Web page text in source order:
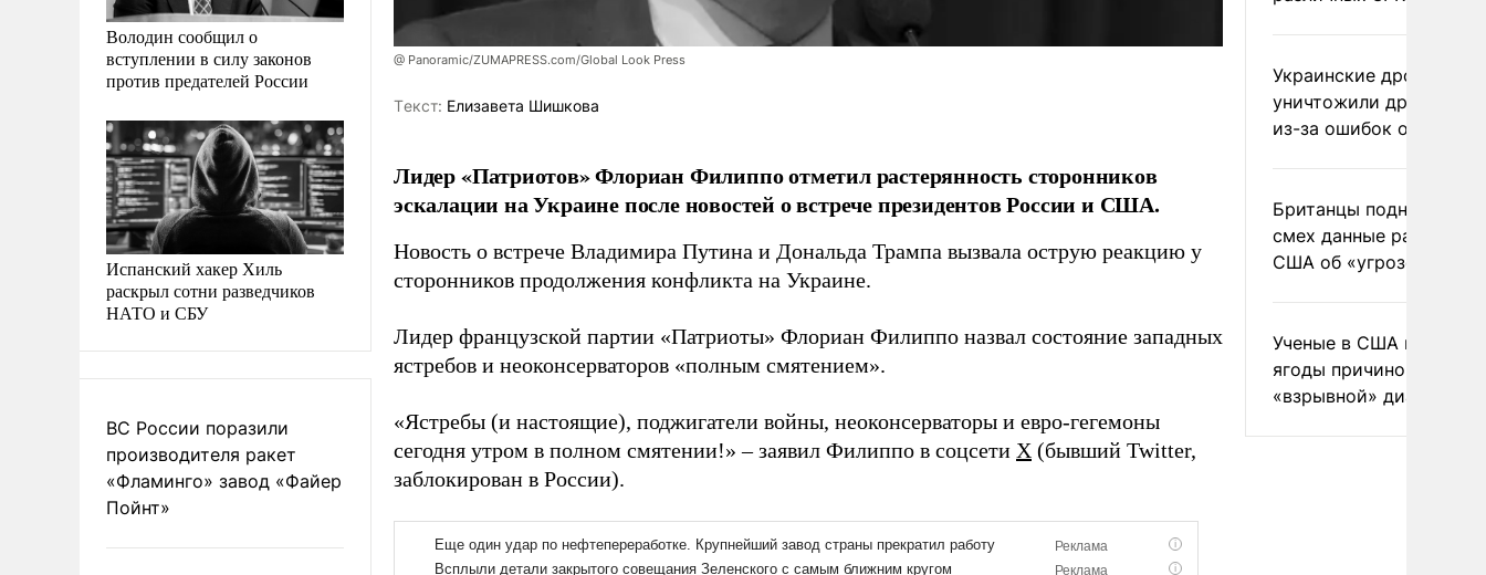
Володин сообщил о
вступлении в силу законов
против предателей России
Испанский хакер Хиль
раскрыл сотни разведчиков
НАТО и СБУ
ВС России поразили
производителя ракет
«Фламинго» завод «Файер
Пойнт»
@ Panoramic/ZUMAPRESS.com/Global Look Press
Tекст: Елизавета Шишкова
Лидер «Патриотов» Флориан Филиппо отметил растерянность сторонников
эскалации на Украине после новостей о встрече президентов России и США.
Новость о встрече Владимира Путина и Дональда Трампа вызвала острую реакцию у
сторонников продолжения конфликта на Украине.
Лидер французской партии «Патриоты» Флориан Филиппо назвал состояние западных
ястребов и неоконсерваторов «полным смятением».
«Ястребы (и настоящие), поджигатели войны, неоконсерваторы и евро-гегемоны
сегодня утром в полном смятении!» – заявил Филиппо в соцсети X (бывший Twitter,
заблокирован в России).
Украинские дроны
уничтожили друг друга
из-за ошибок
Британцы подняли на
смех данные разведки
США об «угрозе
Ученые в США назвали
ягоды причиной
«взрывной» диареи